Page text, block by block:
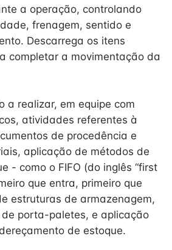
a operação, controlando
frenagem, sentido e
Descarrega os itens
completar a movimentação da
a realizar, em equipe com
atividades referentes à
de procedência e
aplicação de métodos de
- como o FIFO (do inglês “first
que entra, primeiro que
estruturas de armazenagem,
porta-paletes, e aplicação
de estoque.